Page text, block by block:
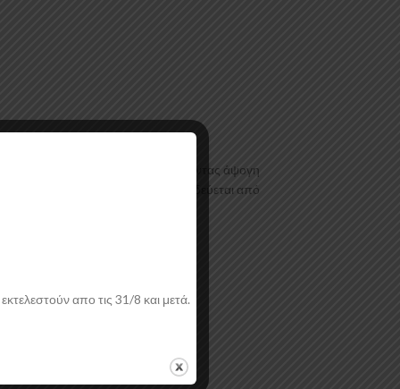
τελευταίας τεχνολογίας έχοντας άψογη
αντιχαρακτική επιφάνεια. Συνοδεύεται από
απο τις 31/8 και μετά.